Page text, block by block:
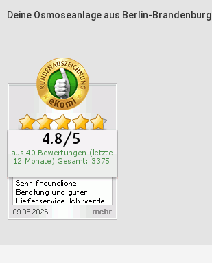
Deine Osmoseanlage aus Berlin-Brandenburg